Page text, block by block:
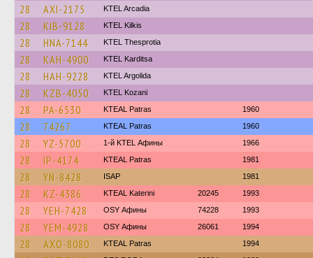
28 AXI-2175 KTEL Arcadia
28 KIB-9128 KTEL Kilkis
28 HNA-7144 KTEL Thesprotia
28 KAH-4900 ΚΤΕL Karditsa
28 HAH-9228 KTEL Argolida
28 KZB-4050 ΚΤΕL Kozani
28 PA-6530 KTEAL Patras 1960
28 74267 KTEAL Patras 1960
28 YZ-5700 1-й KTEL Афины 1966
28 IP-4174 KTEAL Patras 1981
28 YN-8428 ISAP 1981
28 KZ-4386 KTEAL Katerini 20245 1993
28 YEH-7428 OSY Афины 74228 1993
28 YEM-4928 OSY Афины 26061 1994
28 AXO-8080 KTEAL Patras 1994